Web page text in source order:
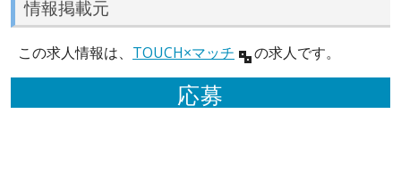
情報掲載元
この求人情報は、 TOUCH×マッチ の求人です。
応募